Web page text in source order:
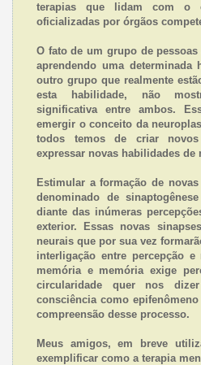
terapias que lidam com o
oficializadas por órgãos
O fato de um grupo de
aprendendo uma determinada
outro grupo que realmente
esta habilidade, não
significativa entre ambos.
emergir o conceito da
todos temos de criar
expressar novas habilidades de
Estimular a formação de
denominado de
diante das inúmeras
exterior. Essas novas
neurais que por sua vez
interligação entre percepção e
memória e memória exige
circularidade quer nos
consciência como
compreensão desse processo.
Meus amigos, em breve
exemplificar como a terapia